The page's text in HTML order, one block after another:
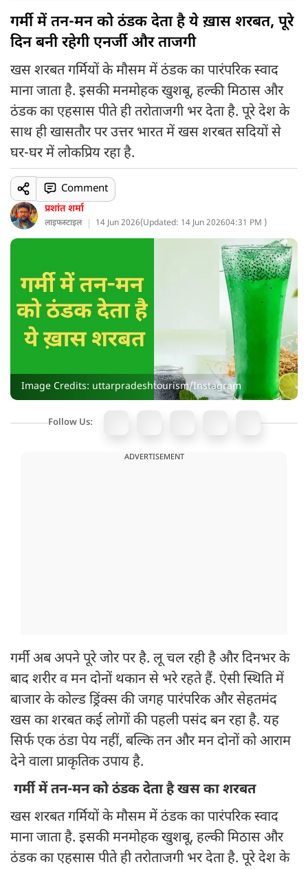
गर्मी में तन-मन को ठंडक देता है ये ख़ास शरबत, पूरे
दिन बनी रहेगी एनर्जी और ताजगी
खस शरबत गर्मियों के मौसम में ठंडक का पारंपरिक स्वाद
माना जाता है. इसकी मनमोहक खुशबू, हल्की मिठास और
ठंडक का एहसास पीते ही तरोताजगी भर देता है. पूरे देश के
साथ ही खासतौर पर उत्तर भारत में खस शरबत सदियों से
घर-घर में लोकप्रिय रहा है.
प्रशांत शर्मा
लाइफस्टाइल 14 Jun 2026(Updated: 14 Jun 202604:31 PM )
Comment
Image Credits: uttarpradeshtourism/Instagram
Follow Us:
ADVERTISEMENT
गर्मी अब अपने पूरे जोर पर है. लू चल रही है और दिनभर के
बाद शरीर व मन दोनों थकान से भरे रहते हैं. ऐसी स्थिति में
बाजार के कोल्ड ड्रिंक्स की जगह पारंपरिक और सेहतमंद
खस का शरबत कई लोगों की पहली पसंद बन रहा है. यह
सिर्फ एक ठंडा पेय नहीं, बल्कि तन और मन दोनों को आराम
देने वाला प्राकृतिक उपाय है.
गर्मी में तन-मन को ठंडक देता है खस का शरबत
खस शरबत गर्मियों के मौसम में ठंडक का पारंपरिक स्वाद
माना जाता है. इसकी मनमोहक खुशबू, हल्की मिठास और
ठंडक का एहसास पीते ही तरोताजगी भर देता है. पूरे देश के